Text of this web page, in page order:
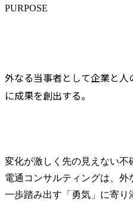
PURPOSE
外なる当事者として企業と
に成果を創出する。
変化が激しく先の見えない不
電通コンサルティングは、
一歩踏み出す「勇気」に寄り